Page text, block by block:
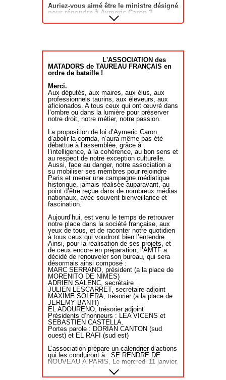
Auriez-vous aimé être le ministre désigné
pour répondre à Aymeric Caron ?
Ce n’est pas une question de personnes.
territoires et ruralité. Et qui de mieux placé
que la ministre chargée de la ruralité pour
aller défendre la position qui est la nôtre ?
Je suis ravie que mon amie Dominique
président de la République a dit qu’il était
favorable au maintien des traditions.
Aymeric Caron indique que l’interdiction de
la corrida ne serait qu’une étape avant la
"révolution copernicienne" en faveur de ce
qu’il appelle les "animaux non humains"…
S’agissant des hommes il a essayé de
mettre en place un permis de voter. Avec un
test de connaissances. C’est vous dire le
grand démocrate qu’il est. S’agissant des
animaux, il souhaitait qu’on ne tue plus les
moustiques qui vous piquent parce que ce
sont des femelles, au nom de la
biodiversité. Il faut rester sage. On nous
explique par exemple qu’on ne peut plus
manger de miel parce qu’il s’agit de
l’exploitation de l’abeille par l’homme. Est-ce
qu’un peu de sérieux pourrait être de mise ?
La corrida est en perte de vitesse. C’est une
certitude mais il est nécessaire
d’accompagner cette transition. Parce que
derrière il y a la vie des gens. Des
passionnés. Qui ne sont pas des salauds au
motif qu’ils aiment la corrida. Il y a des
emplois, des économies, une jeunesse
autour du monde taurin, fière de son
histoire. Et les ferias, ces moments festifs
absolument extraordinaires. Et puis on parle
de 800 toros par an là… On tue, en France,
pour se nourrir, trois millions d'animaux par
jour !
Pour lutter en faveur du bien-être animal,
il y avait selon vous d’autres combats à
mener ?
Mais on a légiféré sur le bien-être animal
c’est la loi Houbron, elle a été portée par un
député de notre majorité. Ne mélangeons
pas tout ! La corrida est en perte de vitesse.
Mais il y a des modes vous savez…
Jacques Durand dans Libération, à une
époque, rédigeait des chroniques
L'ASSOCIATION des
MATADORS de TAUREAU FRANÇAIS en
ordre de bataille !
Merci.
Aux députés, aux maires, aux élus, aux
professionnels taurins, aux éleveurs, aux
aficionados. A tous ceux qui ont œuvré dans
l’ombre ou dans la lumière pour préserver
notre droit, notre métier, notre passion.
La proposition de loi d’Aymeric Caron
d’abolir la corrida, n’aura même pas été
débattue à l’assemblée, grâce à
l’intelligence, à la cohérence, au bon sens et
au respect de notre exception culturelle.
Aussi, face au danger, notre association a
su mobiliser ses membres pour rejoindre
Paris et mener une campagne médiatique
historique, jamais réalisée auparavant, au
point d’être reçue dans de nombreux médias
nationaux, avec souvent bienveillance et
fascination.
Aujourd’hui, est venu le temps de retrouver
notre place dans la société française, aux
yeux de tous, et de raconter notre quotidien
à tous ceux qui voudront bien l’entendre.
Ainsi, pour la réalisation de ses projets, et
de ceux encore en préparation, l’AMTF a
décidé de renouveler son bureau, qui sera
désormais ainsi composé :
MARC SERRANO, président (a la place de
MORENITO DE NIMES)
ADRIEN SALENC, secrétaire
JULIEN LESCARRET, secrétaire adjoint
MAXIME SOLERA, trésorier (a la place de
JEREMY BANTI)
EL ADOURENO, trésorier adjoint
Présidents d’honneurs : LÉA VICENS et
SEBASTIEN CASTELLA.
Portes parole : DORIAN CANTON (sud
ouest) et EL RAFI (sud est)
L’association prépare un calendrier d’actions
qui les conduiront à : SE RENDRE DE
NOUVEAU À PARIS, Le mercredi 11 janvier,
en compagnie des jeunes aficionados, des
éleveurs, des responsables de l’action